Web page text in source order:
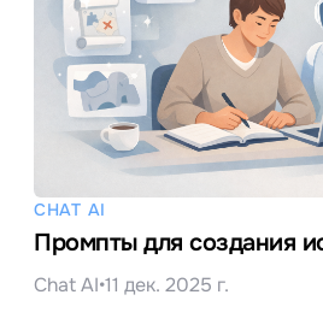
CHAT AI
Промпты для создания
Chat AI•11 дек. 2025 г.